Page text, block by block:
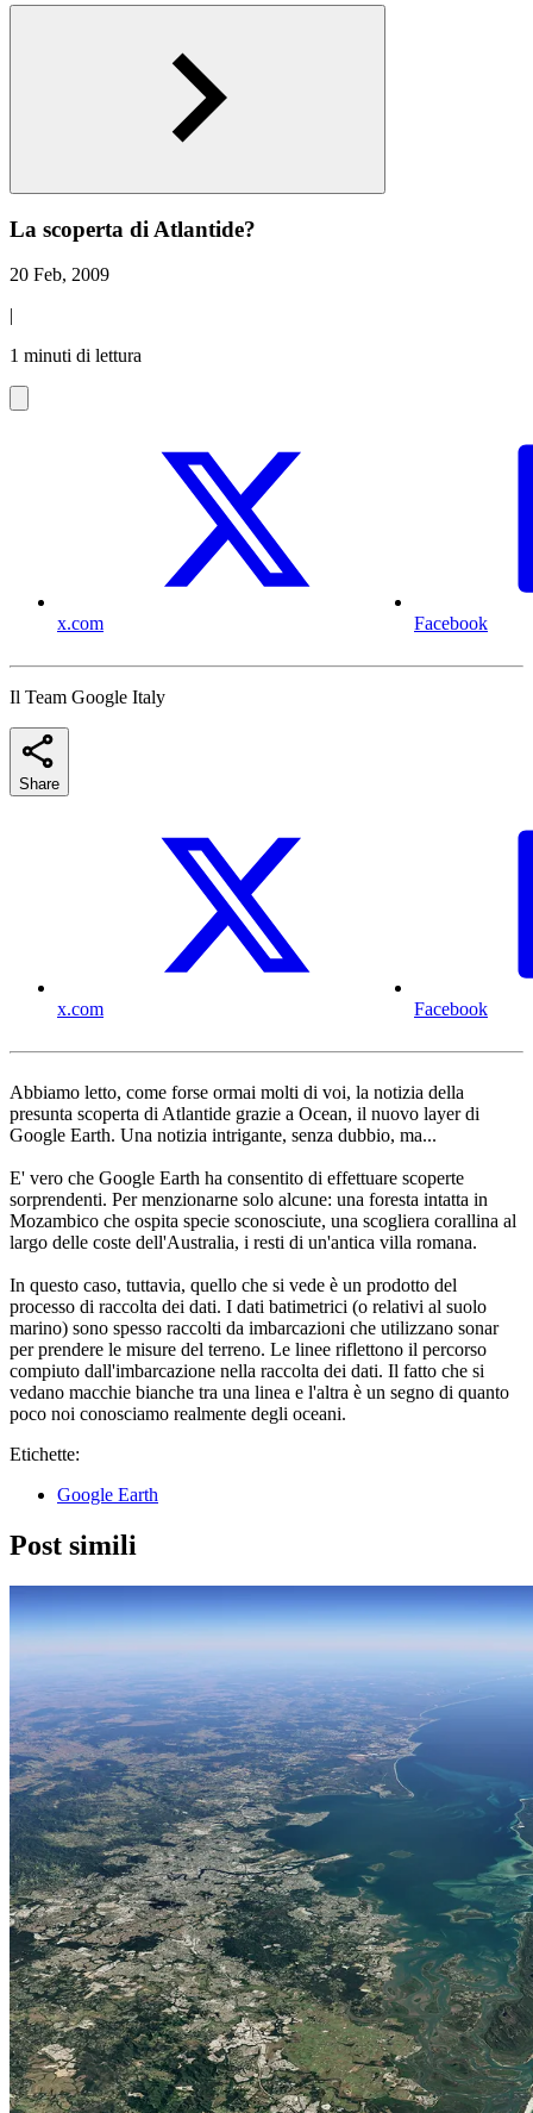
La scoperta di Atlantide?
20 Feb, 2009
|
1 minuti di lettura
x.com Facebook
Il Team Google Italy
Share
x.com Facebook
Abbiamo letto, come forse ormai molti di voi, la notizia della
presunta scoperta di Atlantide grazie a Ocean, il nuovo layer di
Google Earth. Una notizia intrigante, senza dubbio, ma...
E' vero che Google Earth ha consentito di effettuare scoperte
sorprendenti. Per menzionarne solo alcune: una foresta intatta in
Mozambico che ospita specie sconosciute, una scogliera corallina al
largo delle coste dell'Australia, i resti di un'antica villa romana.
In questo caso, tuttavia, quello che si vede è un prodotto del
processo di raccolta dei dati. I dati batimetrici (o relativi al suolo
marino) sono spesso raccolti da imbarcazioni che utilizzano sonar
per prendere le misure del terreno. Le linee riflettono il percorso
compiuto dall'imbarcazione nella raccolta dei dati. Il fatto che si
vedano macchie bianche tra una linea e l'altra è un segno di quanto
poco noi conosciamo realmente degli oceani.
Etichette:
Google Earth
Post simili